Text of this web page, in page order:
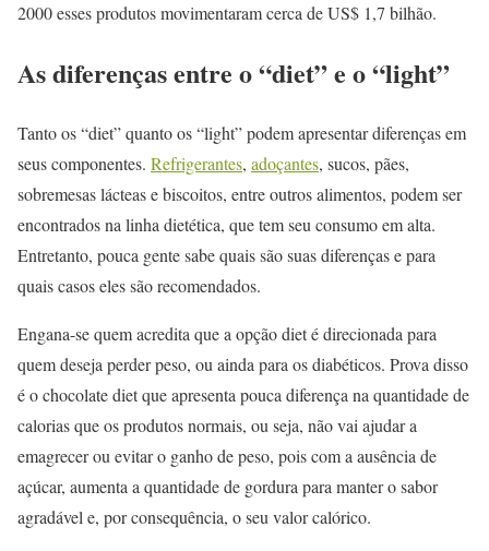
2000 esses produtos movimentaram cerca de US$ 1,7 bilhão.
As diferenças entre o “diet” e o “light”
Tanto os “diet” quanto os “light” podem apresentar diferenças em
seus componentes. Refrigerantes, adoçantes, sucos, pães,
sobremesas lácteas e biscoitos, entre outros alimentos, podem ser
encontrados na linha dietética, que tem seu consumo em alta.
Entretanto, pouca gente sabe quais são suas diferenças e para
quais casos eles são recomendados.
Engana-se quem acredita que a opção diet é direcionada para
quem deseja perder peso, ou ainda para os diabéticos. Prova disso
é o chocolate diet que apresenta pouca diferença na quantidade de
calorias que os produtos normais, ou seja, não vai ajudar a
emagrecer ou evitar o ganho de peso, pois com a ausência de
açúcar, aumenta a quantidade de gordura para manter o sabor
agradável e, por consequência, o seu valor calórico.